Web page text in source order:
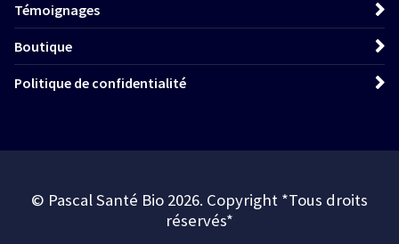
Témoignages
Boutique
Politique de confidentialité
© Pascal Santé Bio 2026. Copyright *Tous droits
réservés*